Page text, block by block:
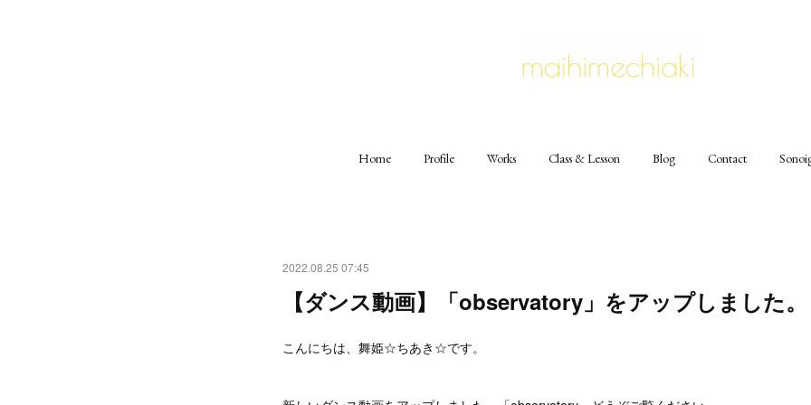
Home Profile Works Class & Lesson Blog Contact
2022.08.25 07:45
【ダンス動画】「observatory」をアップしました。
こんにちは、舞姫☆ちあき☆です。